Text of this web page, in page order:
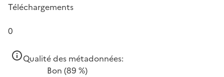
Téléchargements
0
Qualité des métadonnées:
Bon (89 %)